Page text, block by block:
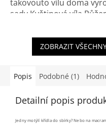
takovouto vílu doma
sady Květinová víla
ZOBRAZIT
Popis Podobné (1)
Detailní popis
Jedny motýlí křídla do sbírky? Nebo na